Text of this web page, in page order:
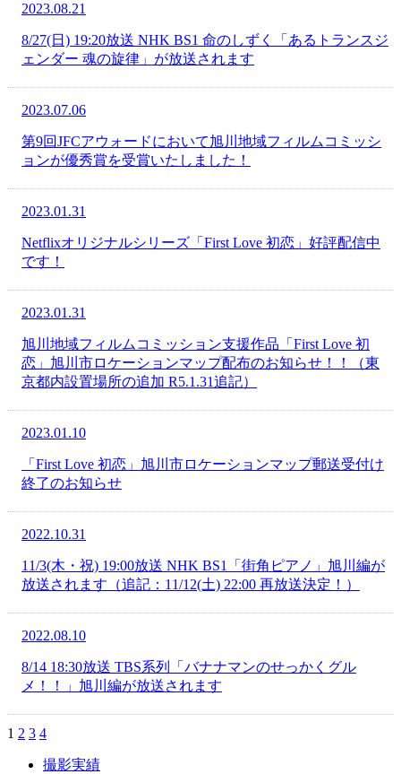
2023.08.21
8/27(日) 19:20放送 NHK BS1 命のしずく「あるトランスジ
ェンダー 魂の旋律」が放送されます
2023.07.06
第9回JFCアウォードにおいて旭川地域フィルムコミッシ
ョンが優秀賞を受賞いたしました！
2023.01.31
Netflixオリジナルシリーズ「First Love 初恋」好評配信中
です！
2023.01.31
旭川地域フィルムコミッション支援作品「First Love 初
恋」旭川市ロケーションマップ配布のお知らせ！！（東
京都内設置場所の追加 R5.1.31追記）
2023.01.10
「First Love 初恋」旭川市ロケーションマップ郵送受付け
終了のお知らせ
2022.10.31
11/3(木・祝) 19:00放送 NHK BS1「街角ピアノ」旭川編が
放送されます（追記：11/12(土) 22:00 再放送決定！）
2022.08.10
8/14 18:30放送 TBS系列「バナナマンのせっかくグル
メ！！」旭川編が放送されます
1 2 3 4
撮影実績